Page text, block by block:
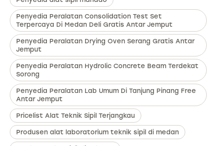
Penyedia Peralatan Consolidation Test Set
Terpercaya Di Medan Deli Gratis Antar Jemput
Penyedia Peralatan Drying Oven Serang Gratis Antar
Jemput
Penyedia Peralatan Hydrolic Concrete Beam Terdekat
Sorong
Penyedia Peralatan Lab Umum Di Tanjung Pinang Free
Antar Jemput
Pricelist Alat Teknik Sipil Terjangkau
Produsen alat laboratorium teknik sipil di medan